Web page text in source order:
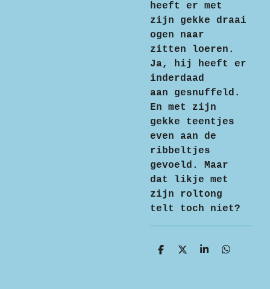
heeft er met
zijn gekke draai
ogen naar
zitten loeren.
Ja, hij heeft er
inderdaad
aan gesnuffeld.
En met zijn
gekke teentjes
even aan de
ribbeltjes
gevoeld. Maar
dat likje met
zijn roltong
telt toch niet?
D
D
S
D